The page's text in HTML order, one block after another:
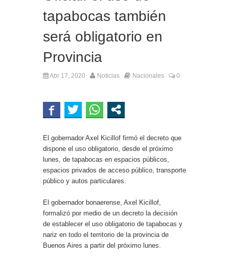
tapabocas también
será obligatorio en
Provincia
Abr 17, 2020 Noticias Nacionales 0
El gobernador Axel Kicillof firmó el decreto que
dispone el uso obligatorio, desde el próximo
lunes, de tapabocas en espacios públicos,
espacios privados de acceso público, transporte
público y autos particulares.
El gobernador bonaerense, Axel Kicillof,
formalizó por medio de un decreto la decisión
de establecer el uso obligatorio de tapabocas y
nariz en todo el territorio de la provincia de
Buenos Aires a partir del próximo lunes.